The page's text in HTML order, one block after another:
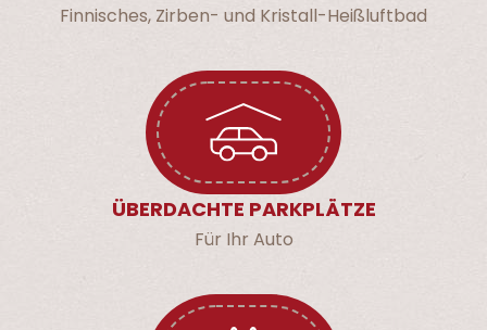
Finnisches, Zirben- und Kristall-Heißluftbad
ÜBERDACHTE PARKPLÄTZE
Für Ihr Auto